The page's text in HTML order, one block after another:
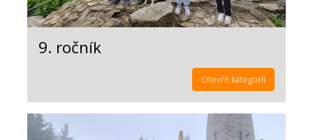
9. ročník
Otevřít kategorii